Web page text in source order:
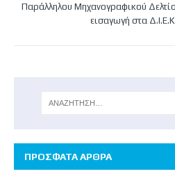
Παράλληλου Μηχανογραφικού
εισαγωγή στα
ΠΡΟΣΦΑΤΑ ΑΡΘΡΑ